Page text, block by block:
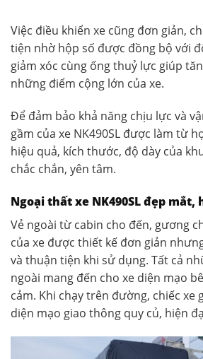
Việc điều khiển xe cũng đơn giản,
tiện nhờ hộp số được đồng bộ với
giảm xóc cùng ống thuỷ lực giúp
những điểm cộng lớn của xe.
Để đảm bảo khả năng chịu lực và
gầm của xe NK490SL được làm từ
hiệu quả, kích thước, độ dày của
chắc chắn, yên tâm.
Ngoại thất xe NK490SL đẹp mắt,
Vẻ ngoài từ cabin cho đến, gương
của xe được thiết kế đơn giản
và thuận tiện khi sử dụng. Tất cả
ngoài mang đến cho xe diện mạo
cảm. Khi chạy trên đường, chiếc xe
diện mạo giao thông quy củ, hiện